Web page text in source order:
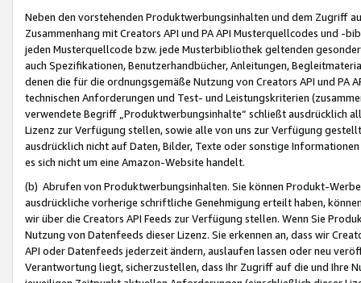
Neben den vorstehenden Produktwerbungsinhalten und dem Zugriff
Zusammenhang mit Creators API und PA API Musterquellcodes und
jeden Musterquellcode bzw. jede Musterbibliothek geltenden
auch Spezifikationen, Benutzerhandbücher, Anleitungen,
denen die für die ordnungsgemäße Nutzung von Creators API und PA
technischen Anforderungen und Test- und Leistungskriterien
verwendete Begriff „Produktwerbungsinhalte“ schließt ausdrücklich
Lizenz zur Verfügung stellen, sowie alle von uns zur Verfügung
ausdrücklich nicht auf Daten, Bilder, Texte oder sonstige
es sich nicht um eine Amazon-Website handelt.
(b) Abrufen von Produktwerbungsinhalten. Sie können Produkt-
ausdrückliche vorherige schriftliche Genehmigung erteilt haben,
wir über die Creators API Feeds zur Verfügung stellen. Wenn Sie
Nutzung von Datenfeeds dieser Lizenz. Sie erkennen an, dass wir
API oder Datenfeeds jederzeit ändern, auslaufen lassen oder neu
Verantwortung liegt, sicherzustellen, dass Ihr Zugriff auf die und Ihre